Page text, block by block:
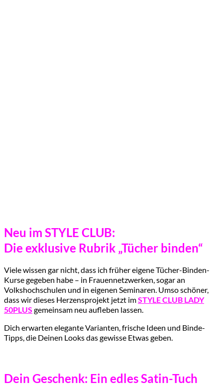
Neu im STYLE CLUB:
Die exklusive Rubrik „Tücher binden“
Viele wissen gar nicht, dass ich früher eigene Tücher-Binden-
Kurse gegeben habe – in Frauennetzwerken, sogar an
Volkshochschulen und in eigenen Seminaren. Umso schöner,
dass wir dieses Herzensprojekt jetzt imSTYLE CLUB LADY
50PLUS gemeinsam neu aufleben lassen.
Dich erwarten elegante Varianten, frische Ideen und Binde-
Tipps, die Deinen Looks das gewisse Etwas geben.
Dein Geschenk: Ein edles Satin-Tuch